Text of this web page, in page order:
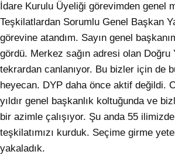
İdare Kurulu Üyeliği görevimden genel
Teşkilatlardan Sorumlu Genel Başkan
görevine atandım. Sayın genel
gördü. Merkez sağın adresi olan Doğru
tekrardan canlanıyor. Bu bizler için de
heyecan. DYP daha önce aktif değildi.
yıldır genel başkanlık koltuğunda ve
bir azimle çalışıyor. Şu anda 55
teşkilatımızı kurduk. Seçime girme
yakaladık.